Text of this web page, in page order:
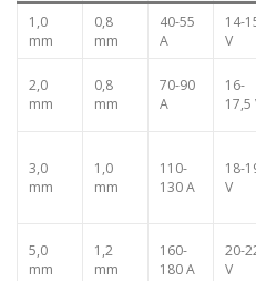
1,0
mm
0,8
mm
40-55
A
14-
V
2,0
mm
0,8
mm
70-90
A
16-
17,5
3,0
mm
1,0
mm
110-
130 A
18-
V
5,0
mm
1,2
mm
160-
180 A
20-
V